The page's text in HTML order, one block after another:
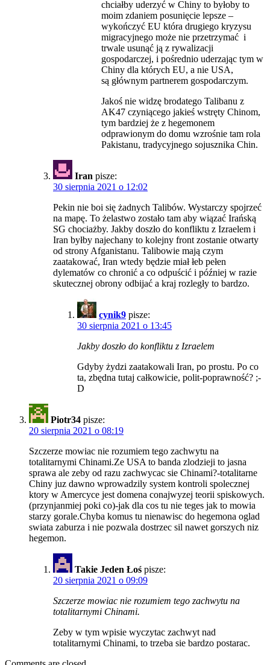
chciałby uderzyć w Chiny to byłoby to
moim zdaniem posunięcie lepsze –
wykończyć EU która drugiego kryzysu
migracyjnego może nie przetrzymać i
trwale usunąć ją z rywalizacji
gospodarczej, i pośrednio uderzając tym w
Chiny dla których EU, a nie USA,
są głównym partnerem gospodarczym.
Jakoś nie widzę brodatego Talibanu z
AK47 czyniącego jakieś wstręty Chinom,
tym bardziej że z hegemonem
odprawionym do domu wzrośnie tam rola
Pakistanu, tradycyjnego sojusznika Chin.
Iran pisze:
30 sierpnia 2021 o 12:02
Pekin nie boi się żadnych Talibów. Wystarczy spojrzeć
na mapę. To żelastwo zostało tam aby wiązać Irańską
SG chociażby. Jakby doszło do konfliktu z Izraelem i
Iran byłby najechany to kolejny front zostanie otwarty
od strony Afganistanu. Talibowie mają czym
zaatakować, Iran wtedy będzie miał łeb pełen
dylematów co chronić a co odpuścić i później w razie
skutecznej obrony odbijać a kraj rozległy to bardzo.
cynik9 pisze:
30 sierpnia 2021 o 13:45
Jakby doszło do konfliktu z Izraelem
Gdyby żydzi zaatakowali Iran, po prostu. Po co
ta, zbędna tutaj całkowicie, polit-poprawność? ;-
D
Piotr34 pisze:
20 sierpnia 2021 o 08:19
Szczerze mowiac nie rozumiem tego zachwytu na
totalitarnymi Chinami.Ze USA to banda zlodzieji to jasna
sprawa ale zeby od razu zachwycac sie Chinami?-totalitarne
Chiny juz dawno wprowadzily system kontroli spolecznej
ktory w Amercyce jest domena conajwyzej teorii spiskowych.
(przynjanmiej poki co)-jak dla cos tu nie teges jak to mowia
starzy gorale.Chyba komus tu nienawisc do hegemona oglad
swiata zaburza i nie pozwala dostrzec sil nawet gorszych niz
hegemon.
Takie Jeden Łoś pisze:
20 sierpnia 2021 o 09:09
Szczerze mowiac nie rozumiem tego zachwytu na
totalitarnymi Chinami.
Zeby w tym wpisie wyczytac zachwyt nad
totalitarnymi Chinami, to trzeba sie bardzo postarac.